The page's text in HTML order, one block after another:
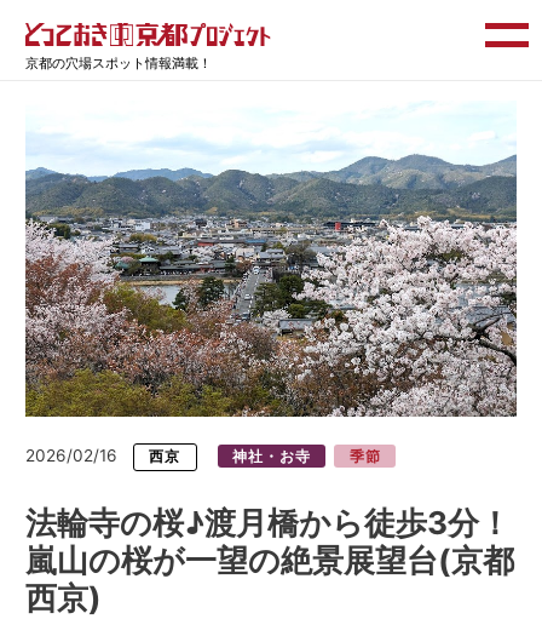
京都の穴場スポット情報満載！
2026/02/16 西京 神社・お寺 季節
法輪寺の桜♪渡月橋から徒歩3分！
嵐山の桜が一望の絶景展望台(京都
西京)